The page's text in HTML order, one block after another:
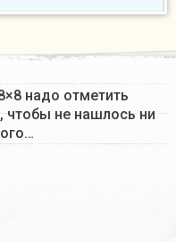
надо отметить
чтобы не нашлось ни